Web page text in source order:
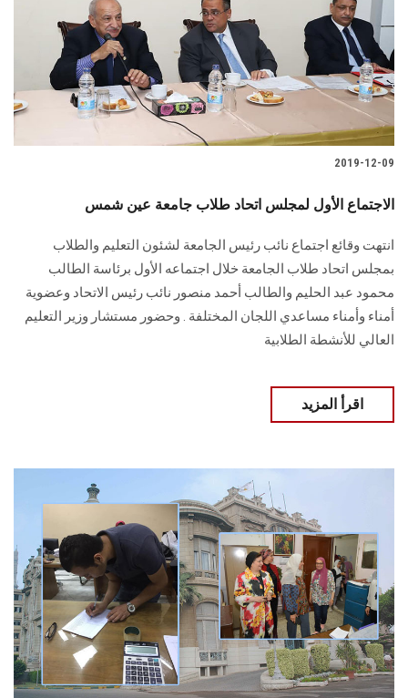
2019-12-09
الاجتماع الأول لمجلس اتحاد طلاب جامعة عين شمس
انتهت وقائع اجتماع نائب رئيس الجامعة لشئون التعليم والطلاب
بمجلس اتحاد طلاب الجامعة خلال اجتماعه الأول برئاسة الطالب
محمود عبد الحليم والطالب أحمد منصور نائب رئيس الاتحاد وعضوية
أمناء وأمناء مساعدي اللجان المختلفة . وحضور مستشار وزير التعليم
العالي للأنشطة الطلابية
اقرأ المزيد